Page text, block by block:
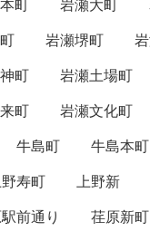
町 岩瀬大町
岩瀬堺町
町 岩瀬土場町
町 岩瀬文化町
牛島町 牛島本町
寿町 上野新
前通り 荏原新町